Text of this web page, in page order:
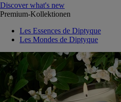
Discover what's new
Premium-Kollektionen
Les Essences de Diptyque
Les Mondes de Diptyque